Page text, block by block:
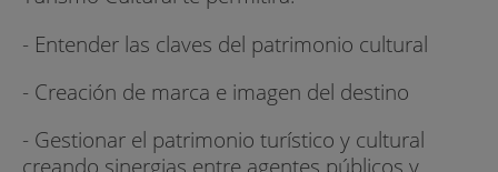
- Entender las claves del patrimonio cultural
- Creación de marca e imagen del destino
- Gestionar el patrimonio turístico y cultural
creando sinergias entre agentes públicos y